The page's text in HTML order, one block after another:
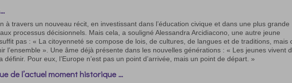
…
à travers un nouveau récit, en investissant dans l’éducation civique et dans une plus grande
processus décisionnels. Mais cela, a souligné Alessandra Arcidiacono, une autre jeune
pas : « La citoyenneté se compose de lois, de cultures, de langues et de traditions, mais
l’ensemble ». Une âme déjà présente dans les nouvelles générations : « Les jeunes vivent
définir. Pour eux, l’Europe n’est pas un point d’arrivée, mais un point de départ. »
de l’actuel moment historique …